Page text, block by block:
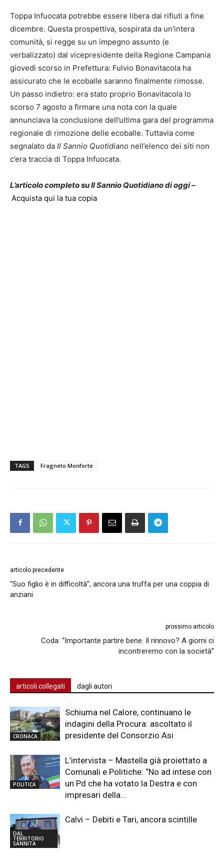
Toppa Infuocata potrebbe essere libera dai rifiuti a fine
dicembre. Questa prospettiva, sospirata da un’intera
comunità, si regge su un impegno assunto (e
verbalizzato) dal vicepresidente della Regione Campania
giovedì scorso in Prefettura: Fulvio Bonavitacola ha
assicurato che le ecoballe saranno finalmente rimosse.
Un passo indietro: era stato proprio Bonavitacola lo
scorso 7 agosto a firmare una nota con la quale
annunciava la conclusione dell’ultima gara del programma
regionale di rimozione delle ecoballe. Tuttavia come
segnalato da Il Sannio Quotidiano nell’elenco dei siti non
c’era traccia di Toppa Infuocata.
L’articolo completo su Il Sannio Quotidiano di oggi –
Acquista qui la tua copia
TAGS Fragneto Monforte
articolo precedente
“Suo figlio è in difficoltà”, ancora una truffa per una coppia di
anziani
prossimo articolo
Coda: “Importante partire bene. Il rinnovo? A giorni ci
incontreremo con la società”
articoli collegati dagli autori
CRONACA
Schiuma nel Calore, continuano le
indagini della Procura: ascoltato il
presidente del Consorzio Asi
POLITICA
L’intervista – Mastella già proiettato a
Comunali e Politiche: “No ad intese con
un Pd che ha votato la Destra e con
impresari della...
DAL
TERRITORIO
SANNITA
Calvi – Debiti e Tari, ancora scintille